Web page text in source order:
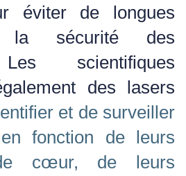
éviter de longues
la sécurité des
Les scientifiques
des lasers
et de surveiller
fonction de leurs
cœur, de leurs